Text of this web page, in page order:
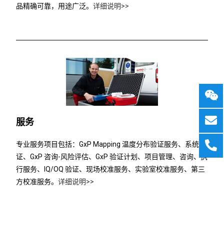
品精确可靠，用途广泛。详细说明>>
服务
专业服务项目包括：GxP Mapping 温度分布验证服务、系统验
证、GxP 咨询-风险评估、GxP 验证计划、项目管理、咨询、执
行服务、IQ/OQ 验证、现场校准服务、实验室校准服务、第三
方校准服务。详细说明>>